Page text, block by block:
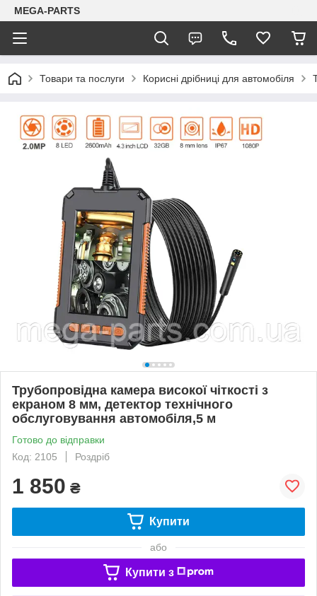
MEGA-PARTS
Товари та послуги Корисні дрібниці для автомобіля
Трубопровідна камера високої чіткості з
екраном 8 мм, детектор технічного
обслуговування автомобіля,5 м
Готово до відправки
Код: 2105
Роздріб
1 850 ₴
Купити
або
Купити з